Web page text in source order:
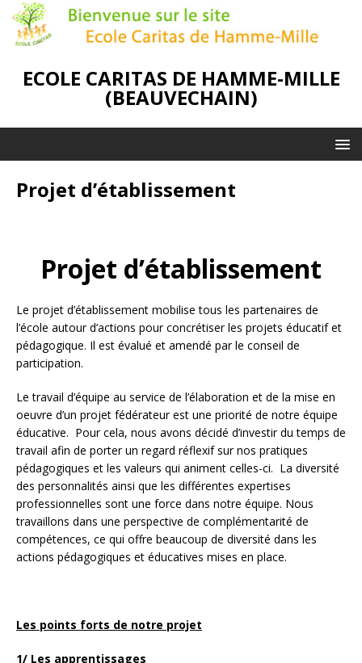
ECOLE CARITAS DE HAMME-MILLE
(BEAUVECHAIN)
Projet d’établissement
Projet d’établissement
Le projet d’établissement mobilise tous les partenaires de
l’école autour d’actions pour concrétiser les projets éducatif et
pédagogique. Il est évalué et amendé par le conseil de
participation.
Le travail d’équipe au service de l’élaboration et de la mise en
oeuvre d’un projet fédérateur est une priorité de notre équipe
éducative. Pour cela, nous avons décidé d’investir du temps de
travail afin de porter un regard réflexif sur nos pratiques
pédagogiques et les valeurs qui animent celles-ci. La diversité
des personnalités ainsi que les différentes expertises
professionnelles sont une force dans notre équipe. Nous
travaillons dans une perspective de complémentarité de
compétences, ce qui offre beaucoup de diversité dans les
actions pédagogiques et éducatives mises en place.
Les points forts de notre projet
1/ Les apprentissages